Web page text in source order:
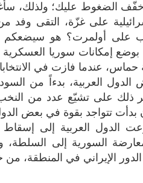
الضغوط عليك؛
على غزّة، التقى وفد
على أولمرت؟ هو سيضعكم
بوضع إمكانات سوريا
حماس، عندما فازت في
العربية، بدءاً من
ذلك على تشيّع عدد من النخب
تتواجد بقوة في بعض
الدول العربية إلى
السورية إلى
الإيراني في المنطقة،